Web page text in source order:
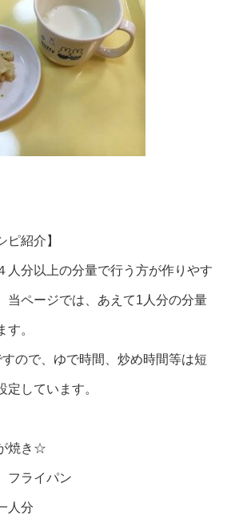
ピ紹介】
分以上の分量で行う方が作りやす
当ページでは、あえて1人分の分量
す。
ので、ゆで時間、炒め時間等は短
定しています。
焼き☆
フライパン
人分